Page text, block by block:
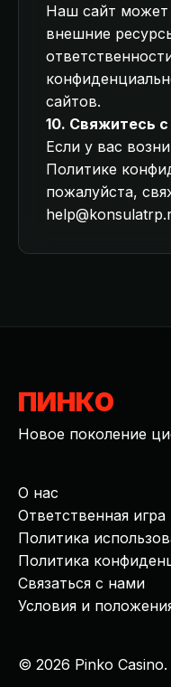
Наш сайт может
внешние
сайтов.
10. Свяжитесь
Если у вас
Политике
пожалуйста,
ПИНКО
Новое поколение
О нас
Ответственная игра
Политика
Политика
Связаться с нами
Условия и
© 2026 Pinko